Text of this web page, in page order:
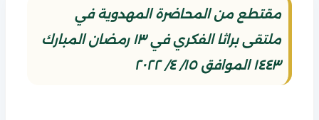
مقتطع من المحاضرة المهدوية في
ملتقى براثا الفكري في ١٣ رمضان المبارك
١٤٤٣ الموافق ١٥/ ٤/ ٢٠٢٢